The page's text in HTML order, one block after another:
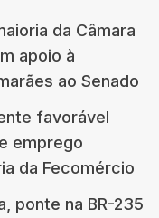
da Câmara
apoio à
ao Senado
favorável
emprego
da Fecomércio
ponte na BR-235